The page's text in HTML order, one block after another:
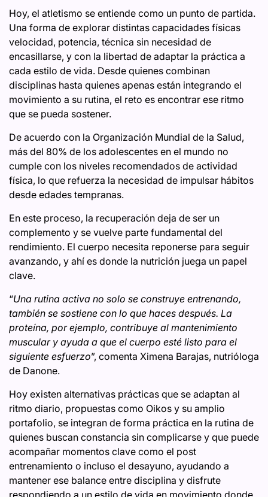
Hoy, el atletismo se entiende como un punto de partida.
Una forma de explorar distintas capacidades físicas
velocidad, potencia, técnica sin necesidad de
encasillarse, y con la libertad de adaptar la práctica a
cada estilo de vida. Desde quienes combinan
disciplinas hasta quienes apenas están integrando el
movimiento a su rutina, el reto es encontrar ese ritmo
que se pueda sostener.
De acuerdo con la Organización Mundial de la Salud,
más del 80% de los adolescentes en el mundo no
cumple con los niveles recomendados de actividad
física, lo que refuerza la necesidad de impulsar hábitos
desde edades tempranas.
En este proceso, la recuperación deja de ser un
complemento y se vuelve parte fundamental del
rendimiento. El cuerpo necesita reponerse para seguir
avanzando, y ahí es donde la nutrición juega un papel
clave.
“Una rutina activa no solo se construye entrenando,
también se sostiene con lo que haces después. La
proteína, por ejemplo, contribuye al mantenimiento
muscular y ayuda a que el cuerpo esté listo para el
siguiente esfuerzo”, comenta Ximena Barajas, nutrióloga
de Danone.
Hoy existen alternativas prácticas que se adaptan al
ritmo diario, propuestas como Oikos y su amplio
portafolio, se integran de forma práctica en la rutina de
quienes buscan constancia sin complicarse y que puede
acompañar momentos clave como el post
entrenamiento o incluso el desayuno, ayudando a
mantener ese balance entre disciplina y disfrute
respondiendo a un estilo de vida en movimiento donde